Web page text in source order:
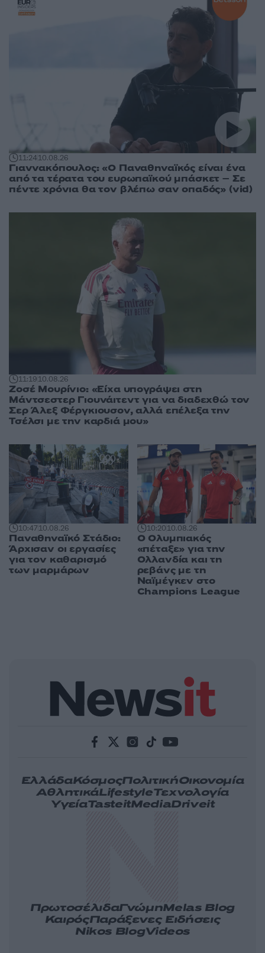
11:2410.08.26
Γιαννακόπουλος: «Ο Παναθηναϊκός είναι ένα
από τα τέρατα του ευρωπαϊκού μπάσκετ – Σε
πέντε χρόνια θα τον βλέπω σαν οπαδός» (vid)
11:1910.08.26
Ζοσέ Μουρίνιο: «Είχα υπογράψει στη
Μάντσεστερ Γιουνάιτεντ για να διαδεχθώ τον
Σερ Άλεξ Φέργκιουσον, αλλά επέλεξα την
Τσέλσι με την καρδιά μου»
10:4710.08.26
Παναθηναϊκό Στάδιο:
Άρχισαν οι εργασίες
για τον καθαρισμό
των μαρμάρων
10:2010.08.26
Ο Ολυμπιακός
«πέταξε» για την
Ολλανδία και τη
ρεβάνς με τη
Ναϊμέγκεν στο
Champions League
ΕλλάδαΚόσμοςΠολιτικήΟικονομία
ΑθλητικάLifestyleΤεχνολογία
ΥγείαTasteitMediaDriveit
ΠρωτοσέλιδαΓνώμηMelas Blog
ΚαιρόςΠαράξενες Ειδήσεις
Nikos BlogVideos